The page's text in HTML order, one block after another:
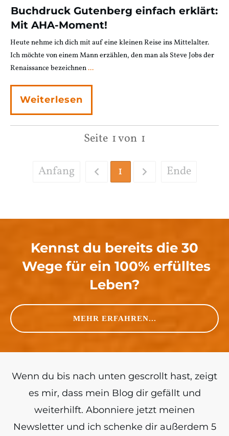
Buchdruck Gutenberg einfach erklärt:
Mit AHA-Moment!
Heute nehme ich dich mit auf eine kleinen Reise ins Mittelalter.
Ich möchte von einem Mann erzählen, den man als Steve Jobs der
Renaissance bezeichnen...
Weiterlesen
Seite 1von 1
Anfang 1 Ende
Kennst du bereits die 30
Wege für ein 100% erfülltes
Leben?
MEHR ERFAHREN...
Wenn du bis nach unten gescrollt hast, zeigt
es mir, dass mein Blog dir gefällt und
weiterhilft. Abonniere jetzt meinen
Newsletter und ich schenke dir außerdem 5